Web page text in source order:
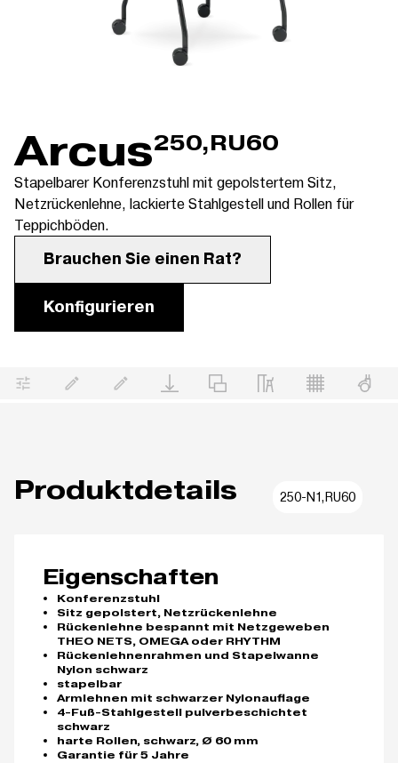
Arcus250,RU60
Stapelbarer Konferenzstuhl mit gepolstertem Sitz,
Netzrückenlehne, lackierte Stahlgestell und Rollen für
Teppichböden.
Brauchen Sie einen Rat?
Konfigurieren
Produktdetails 250-N1,RU60
Eigenschaften
Konferenzstuhl
Sitz gepolstert, Netzrückenlehne
Rückenlehne bespannt mit Netzgeweben
THEO NETS, OMEGA oder RHYTHM
Rückenlehnenrahmen und Stapelwanne
Nylon schwarz
stapelbar
Armlehnen mit schwarzer Nylonauflage
4-Fuß-Stahlgestell pulverbeschichtet
schwarz
harte Rollen, schwarz, Ø 60 mm
Garantie für 5 Jahre